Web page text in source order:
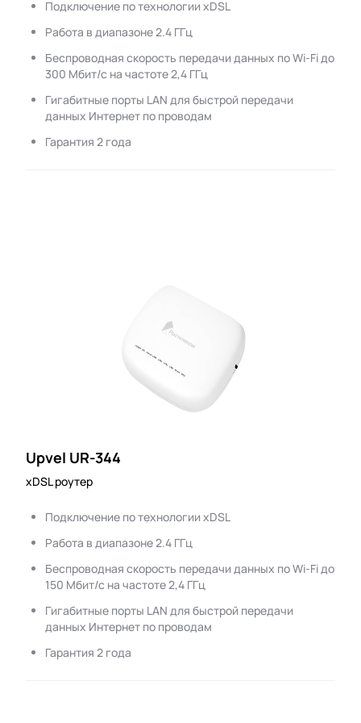
Подключение по технологии xDSL
Работа в диапазоне 2.4 ГГц
Беспроводная скорость передачи данных по Wi-Fi до
300 Мбит/с на частоте 2,4 ГГц
Гигабитные порты LAN для быстрой передачи
данных Интернет по проводам
Гарантия 2 года
Upvel UR-344
xDSL роутер
Подключение по технологии xDSL
Работа в диапазоне 2.4 ГГц
Беспроводная скорость передачи данных по Wi-Fi до
150 Мбит/с на частоте 2,4 ГГц
Гигабитные порты LAN для быстрой передачи
данных Интернет по проводам
Гарантия 2 года